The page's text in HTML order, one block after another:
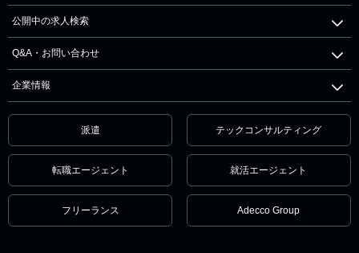
公開中の求人検索
Q&A・お問い合わせ
企業情報
派遣 テックコンサルティング
転職エージェント 就活エージェント
フリーランス Adecco Group